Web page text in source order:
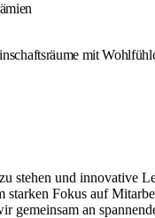
mit
stehen und innovative
Fokus auf
an